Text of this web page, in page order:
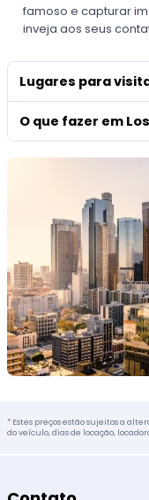
famoso e capturar
inveja aos seus
Lugares para
O que fazer em
* Estes preços estão sujeitos a
do veículo, dias de locação,